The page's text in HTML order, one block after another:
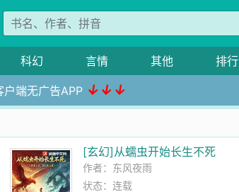
科幻 言情 其他 排行
端无广告APP ↓↓↓
[玄幻]从蠕虫开始长生不死
作者： 东风夜雨
状态：连载